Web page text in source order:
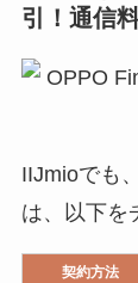
引！通信
IIJmioでも
は、以下を
契約方法